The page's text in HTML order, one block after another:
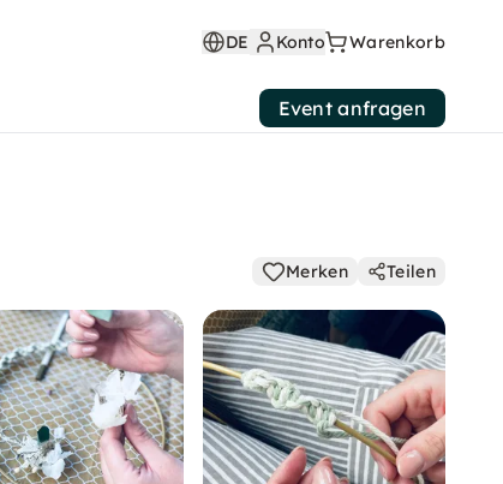
DE Konto Warenkorb
Event anfragen
Merken Teilen